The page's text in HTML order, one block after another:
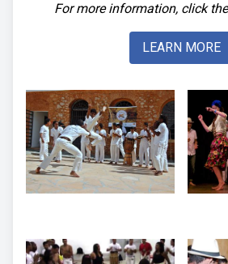
For more information, click
LEARN MORE